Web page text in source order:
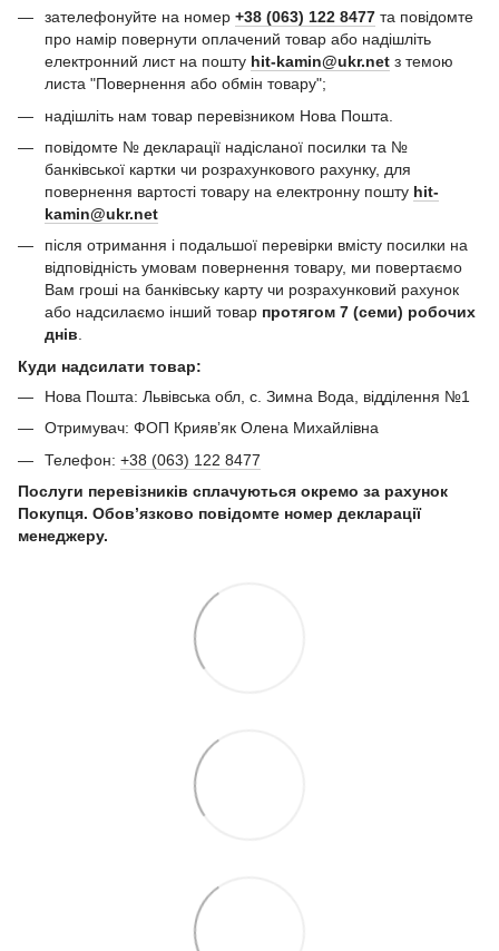
зателефонуйте на номер +38 (063) 122 8477 та повідомте
про намір повернути оплачений товар або надішліть
електронний лист на пошту hit-kamin@ukr.net з темою
листа "Повернення або обмін товару";
надішліть нам товар перевізником Нова Пошта.
повідомте № декларації надісланої посилки та №
банківської картки чи розрахункового рахунку, для
повернення вартості товару на електронну пошту hit-
kamin@ukr.net
після отримання і подальшої перевірки вмісту посилки на
відповідність умовам повернення товару, ми повертаємо
Вам гроші на банківську карту чи розрахунковий рахунок
або надсилаємо інший товар протягом 7 (семи) робочих
днів.
Куди надсилати товар:
Нова Пошта: Львівська обл, с. Зимна Вода, відділення №1
Отримувач: ФОП Криявʼяк Олена Михайлівна
Телефон: +38 (063) 122 8477
Послуги перевізників сплачуються окремо за рахунок
Покупця. Обов’язково повідомте номер декларації
менеджеру.